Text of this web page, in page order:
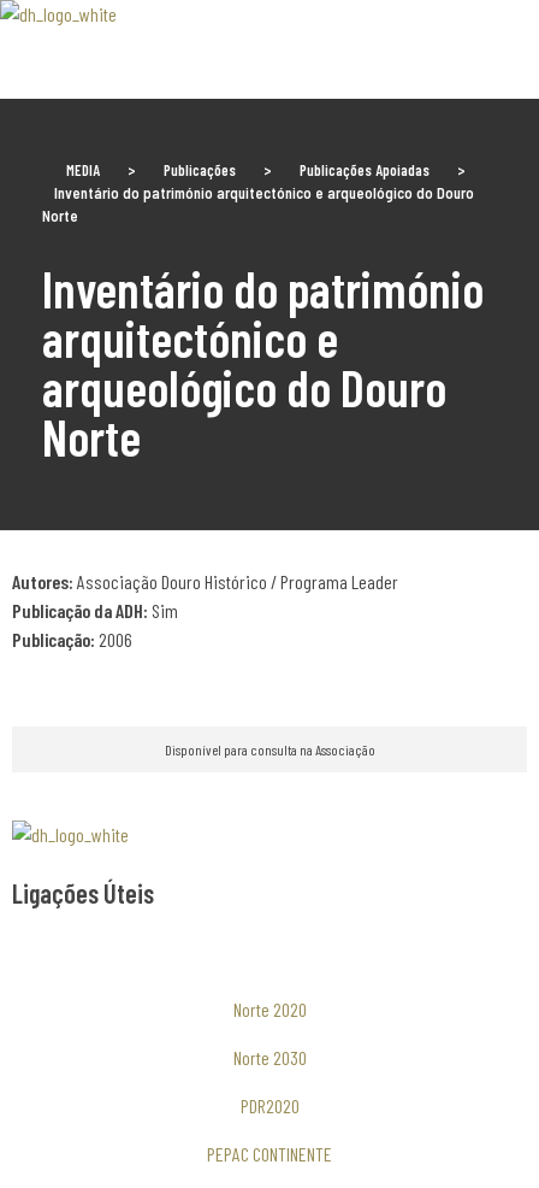
MEDIA > Publicações > Publicações Apoiadas
>
Inventário do património arquitectónico e arqueológico do Douro
Norte
Inventário do património
arquitectónico e
arqueológico do Douro
Norte
Autores: Associação Douro Histórico / Programa Leader
Publicação da ADH: Sim
Publicação: 2006
Disponível para consulta na Associação
Ligações Úteis
Norte 2020
Norte 2030
PDR2020
PEPAC CONTINENTE